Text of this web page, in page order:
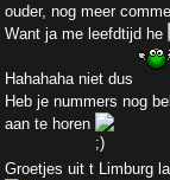
ouder, nog meer
Want ja me leefdtijd he
Hahahaha niet dus
Heb je nummers nog
aan te horen
Groetjes uit t Limburg